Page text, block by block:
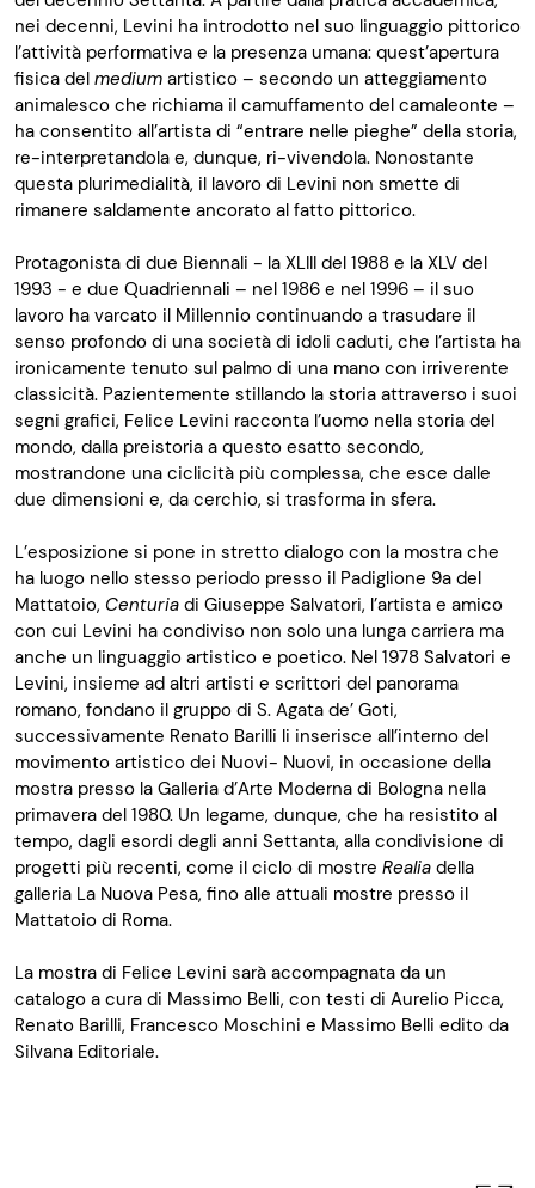
nei decenni, Levini ha introdotto nel suo linguaggio pittorico
l’attività performativa e la presenza umana: quest’apertura
fisica del medium artistico – secondo un atteggiamento
animalesco che richiama il camuffamento del camaleonte –
ha consentito all’artista di “entrare nelle pieghe” della storia,
re-interpretandola e, dunque, ri-vivendola. Nonostante
questa plurimedialità, il lavoro di Levini non smette di
rimanere saldamente ancorato al fatto pittorico.
Protagonista di due Biennali - la XLIII del 1988 e la XLV del
1993 - e due Quadriennali – nel 1986 e nel 1996 – il suo
lavoro ha varcato il Millennio continuando a trasudare il
senso profondo di una società di idoli caduti, che l’artista ha
ironicamente tenuto sul palmo di una mano con irriverente
classicità. Pazientemente stillando la storia attraverso i suoi
segni grafici, Felice Levini racconta l’uomo nella storia del
mondo, dalla preistoria a questo esatto secondo,
mostrandone una ciclicità più complessa, che esce dalle
due dimensioni e, da cerchio, si trasforma in sfera.
L’esposizione si pone in stretto dialogo con la mostra che
ha luogo nello stesso periodo presso il Padiglione 9a del
Mattatoio, Centuria di Giuseppe Salvatori, l’artista e amico
con cui Levini ha condiviso non solo una lunga carriera ma
anche un linguaggio artistico e poetico. Nel 1978 Salvatori e
Levini, insieme ad altri artisti e scrittori del panorama
romano, fondano il gruppo di S. Agata de’ Goti,
successivamente Renato Barilli li inserisce all’interno del
movimento artistico dei Nuovi- Nuovi, in occasione della
mostra presso la Galleria d’Arte Moderna di Bologna nella
primavera del 1980. Un legame, dunque, che ha resistito al
tempo, dagli esordi degli anni Settanta, alla condivisione di
progetti più recenti, come il ciclo di mostre Realia della
galleria La Nuova Pesa, fino alle attuali mostre presso il
Mattatoio di Roma.
La mostra di Felice Levini sarà accompagnata da un
catalogo a cura di Massimo Belli, con testi di Aurelio Picca,
Renato Barilli, Francesco Moschini e Massimo Belli edito da
Silvana Editoriale.